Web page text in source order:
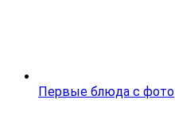
Первые блюда с фото